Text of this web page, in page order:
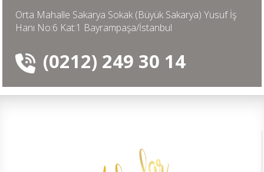
Orta Mahalle Sakarya Sokak (Büyük Sakarya) Yusuf İş
Hanı No:6 Kat:1 Bayrampaşa/İstanbul
(0212) 249 30 14